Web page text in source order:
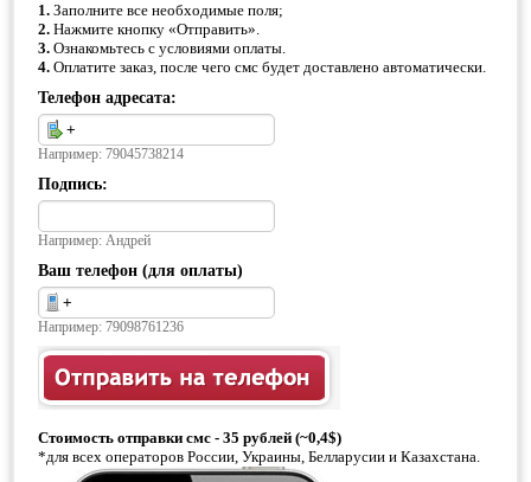
1. Заполните все необходимые поля;
2. Нажмите кнопку «Отправить».
3. Ознакомьтесь с условиями оплаты.
4. Оплатите заказ, после чего смс будет доставлено автоматически.
Телефон адресата:
Например: 79045738214
Подпись:
Например: Андрей
Ваш телефон (для оплаты)
Например: 79098761236
Стоимость отправки смс - 35 рублей (~0,4$)
*для всех операторов России, Украины, Белларусии и Казахстана.